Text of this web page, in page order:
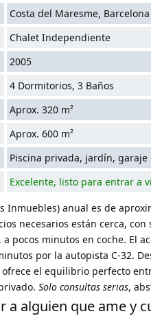
Costa del Maresme, Barcelona
Chalet Independiente
2005
4 Dormitorios, 3 Baños
Aprox. 320 m²
Aprox. 600 m²
Piscina privada, jardín, garaje
Excelente, listo para entrar a
Inmuebles) anual es de
necesarios están cerca,
pocos minutos en coche. El
por la autopista C-32.
el equilibrio perfecto
Solo consultas serias,
a alguien que ame y